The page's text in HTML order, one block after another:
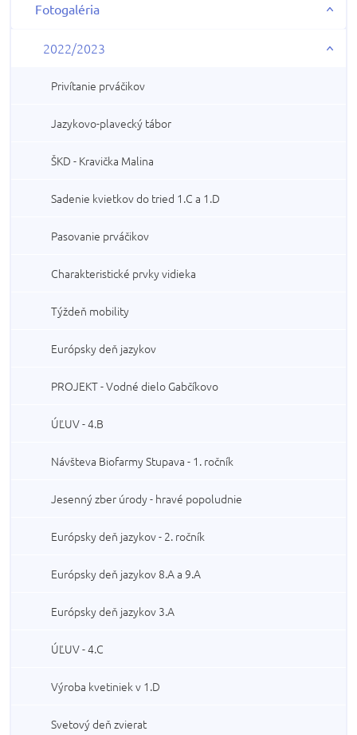
Fotogaléria
2022/2023
Privítanie prváčikov
Jazykovo-plavecký tábor
ŠKD - Kravička Malina
Sadenie kvietkov do tried 1.C a 1.D
Pasovanie prváčikov
Charakteristické prvky vidieka
Týždeň mobility
Európsky deň jazykov
PROJEKT - Vodné dielo Gabčíkovo
ÚĽUV - 4.B
Návšteva Biofarmy Stupava - 1. ročník
Jesenný zber úrody - hravé popoludnie
Európsky deň jazykov - 2. ročník
Európsky deň jazykov 8.A a 9.A
Európsky deň jazykov 3.A
ÚĽUV - 4.C
Výroba kvetiniek v 1.D
Svetový deň zvierat